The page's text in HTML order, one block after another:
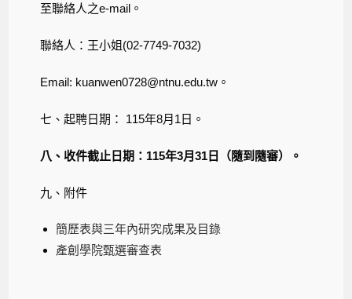
至聯絡人之e-mail。
聯絡人：王小姐(02-7749-7032)
Email: kuanwen0728@ntnu.edu.tw。
七、起聘日期： 115年8月1日。
八、收件截止日期：115年3月31日（隨到隨審）。
九、附件
簡歷表與三年內研究成果及目錄
產創學院甄選審查表